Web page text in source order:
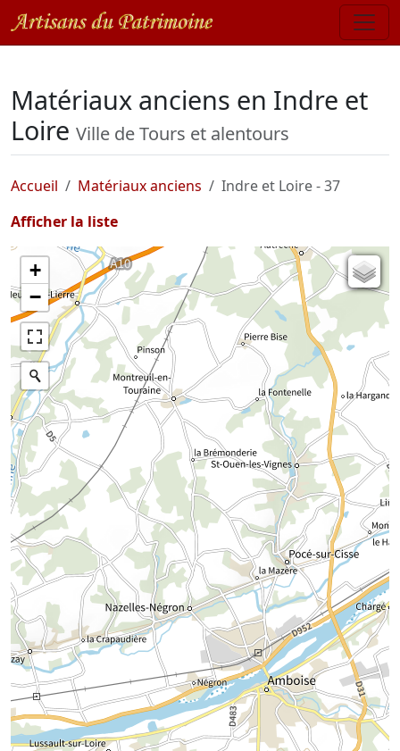
Matériaux anciens en Indre et
Loire Ville de Tours et alentours
Accueil Matériaux anciens
Indre et Loire - 37
Afficher la liste
+
−
Parcellaire cadastral
Plan IGN
Photographies aériennes